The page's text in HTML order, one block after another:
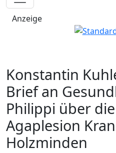
Anzeige
Konstantin
Brief an
Philippi über
Agaplesion
Holzminden